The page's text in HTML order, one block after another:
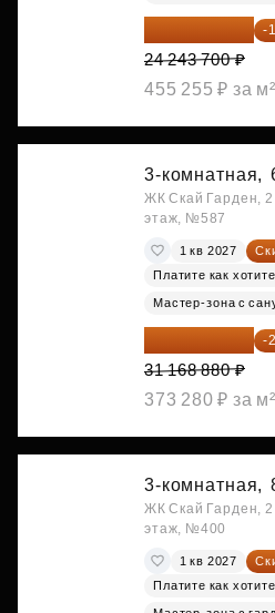
20 122 271 ₽ -
24 243 700 ₽
455 255 ₽ за м²
3-комнатная,
ЖК Скай Гарден, 2
этаж, №587
1 кв 2027
Платите как хотите
Мастер-зона с
24 935 104 ₽ -
31 168 880 ₽
373 280 ₽ за м²
3-комнатная,
ЖК Скай Гарден, 2
этаж, №400
1 кв 2027
Платите как хотите